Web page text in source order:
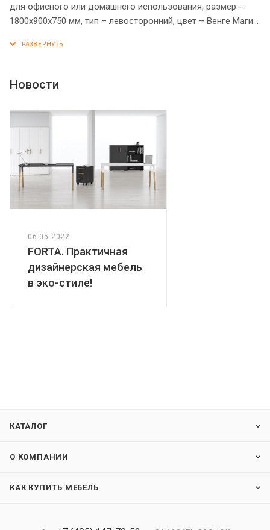
для офисного или домашнего использования, размер -
1800х900х750 мм, тип – левосторонний, цвет – Венге Магия.
увеличенной ширины из ЛДСП 38 мм, которые
опорами установлены специальные проставки, что
креплениями – эксцентриковыми стяжками. Регулируемые
по высоте опоры обеспечат столу устойчивость на
неровном полу.
Новости
06.05.2022
FORTA. Практичная
дизайнерская мебель
в эко-стиле!
КАТАЛОГ
О КОМПАНИИ
КАК КУПИТЬ МЕБЕЛЬ